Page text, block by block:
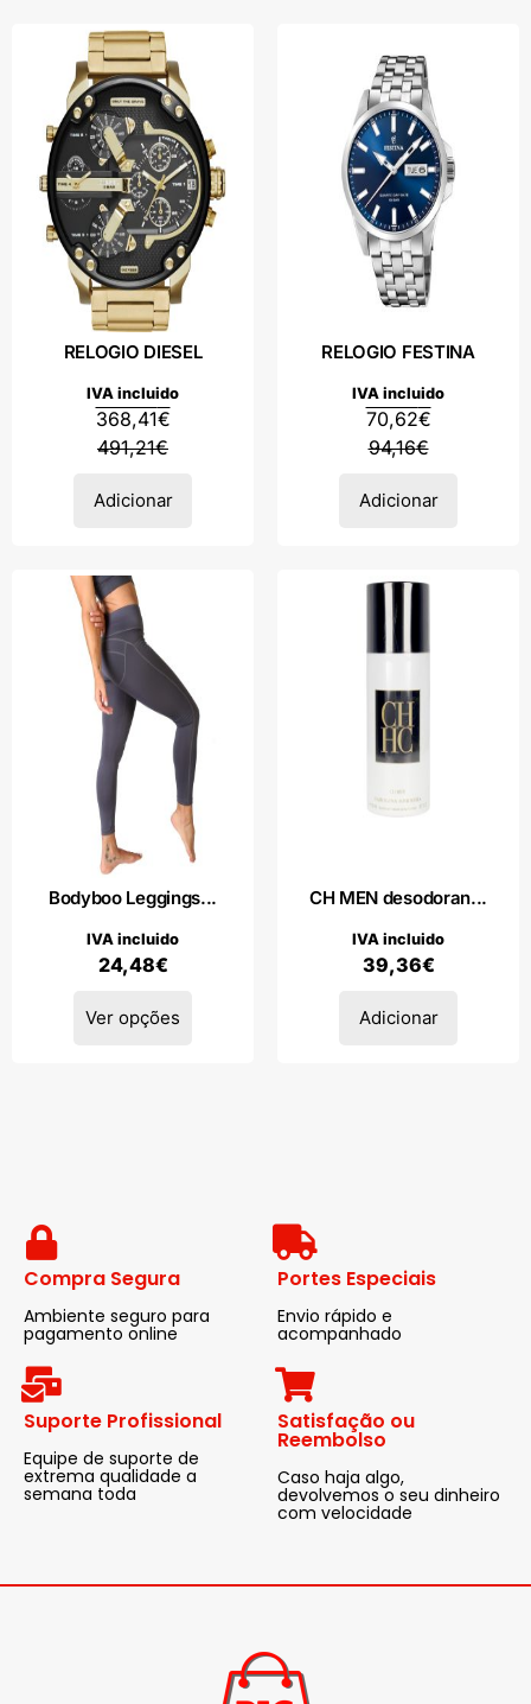
RELOGIO DIESEL
491,21€
368,41€
IVA incluido
Adicionar
RELOGIO FESTINA
94,16€
70,62€
IVA incluido
Adicionar
Bodyboo Leggings...
24,48€
IVA incluido
Ver opções
CH MEN desodoran...
39,36€
IVA incluido
Adicionar
Compra Segura
Ambiente seguro para
pagamento online
Portes Especiais
Envio rápido e
acompanhado
Suporte Profissional
Equipe de suporte de
extrema qualidade a
semana toda
Satisfação ou
Reembolso
Caso haja algo,
devolvemos o seu dinheiro
com velocidade